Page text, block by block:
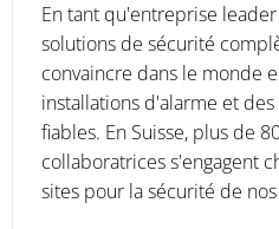
En tant qu'entreprise
solutions de sécurité
convaincre dans le monde
installations d'alarme et
fiables. En Suisse, plus de
collaboratrices s'engagent
sites pour la sécurité de